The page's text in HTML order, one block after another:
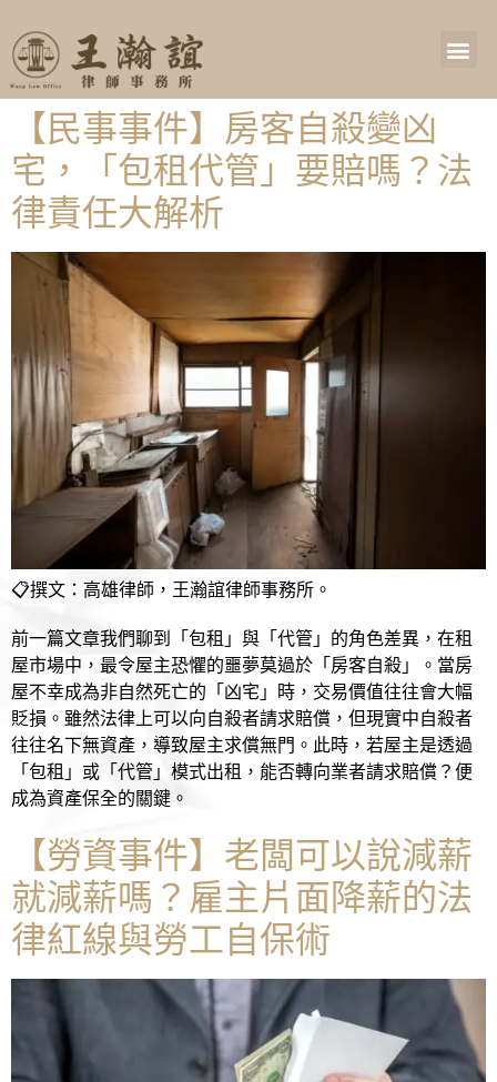
【民事事件】房客自殺變凶
宅，「包租代管」要賠嗎？法
律責任大解析
📋撰文：高雄律師，王瀚誼律師事務所。
前一篇文章我們聊到「包租」與「代管」的角色差異，在租
屋市場中，最令屋主恐懼的噩夢莫過於「房客自殺」。當房
屋不幸成為非自然死亡的「凶宅」時，交易價值往往會大幅
貶損。雖然法律上可以向自殺者請求賠償，但現實中自殺者
往往名下無資產，導致屋主求償無門。此時，若屋主是透過
「包租」或「代管」模式出租，能否轉向業者請求賠償？便
成為資產保全的關鍵。
【勞資事件】老闆可以說減薪
就減薪嗎？雇主片面降薪的法
律紅線與勞工自保術